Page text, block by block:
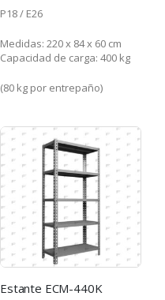
P18 / E26
Medidas: 220 x 84 x 60 cm
Capacidad de carga: 400 kg
(80 kg por entrepaño)
Estante ECM-440K